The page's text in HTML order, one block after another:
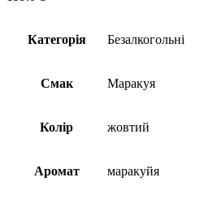
Категорія Безалкогольні
Смак Маракуя
Колір жовтий
Аромат маракуйя